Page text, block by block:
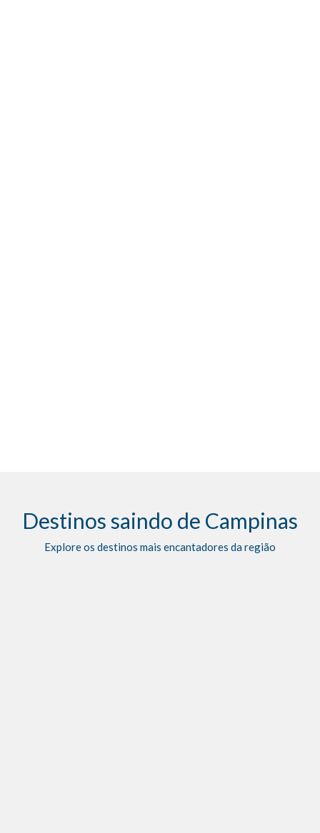
Destinos saindo de Campinas
Explore os destinos mais encantadores da região